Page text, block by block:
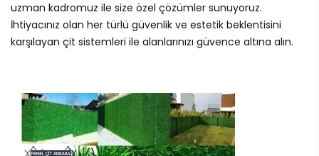
uzman kadromuz ile size özel çözümler sunuyoruz.
İhtiyacınız olan her türlü güvenlik ve estetik beklentisini
karşılayan çit sistemleri ile alanlarınızı güvence altına alın.